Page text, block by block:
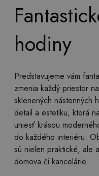
hodiny
Predstavujeme vám
zmenia každý priestor
sklenených nástenných
detail a estetiku, ktorá
uniesť krásou
do každého interiéru.
sú nielen praktické, ale
domova či kancelárie.